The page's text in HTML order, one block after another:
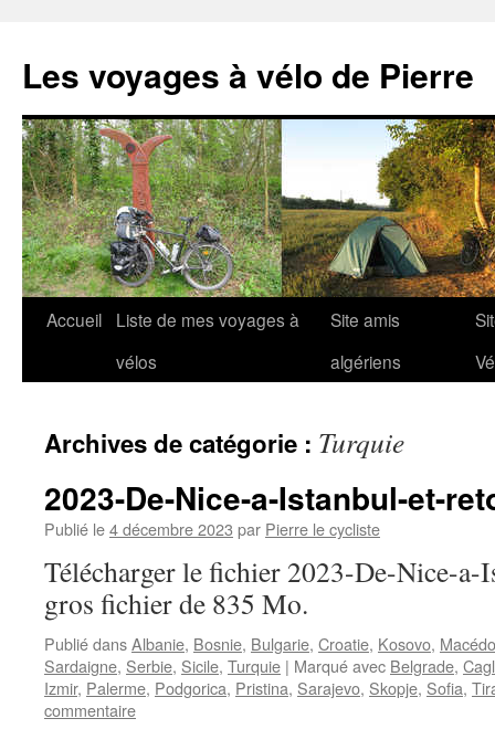
contenu
Les voyages à vélo de Pierre
Accueil
Liste de mes voyages à
vélos
Site amis
algériens
Archives de catégorie : Turquie
2023-De-Nice-a-Istanbul-et-
Publié le4 décembre 2023 par Pierre le cycliste
Télécharger le fichier 2023-De-Nice-
gros fichier de 835 Mo.
Publié dansAlbanie, Bosnie, Bulgarie, Croatie, Kosovo,
Sardaigne, Serbie, Sicile, Turquie | Marqué avec Belgrade,
Izmir, Palerme, Podgorica, Pristina, Sarajevo, Skopje, Sofia,
commentaire